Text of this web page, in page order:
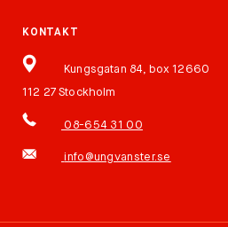
KONTAKT
Kungsgatan 84, box 12660
112 27 Stockholm
08-654 31 00
info@ungvanster.se